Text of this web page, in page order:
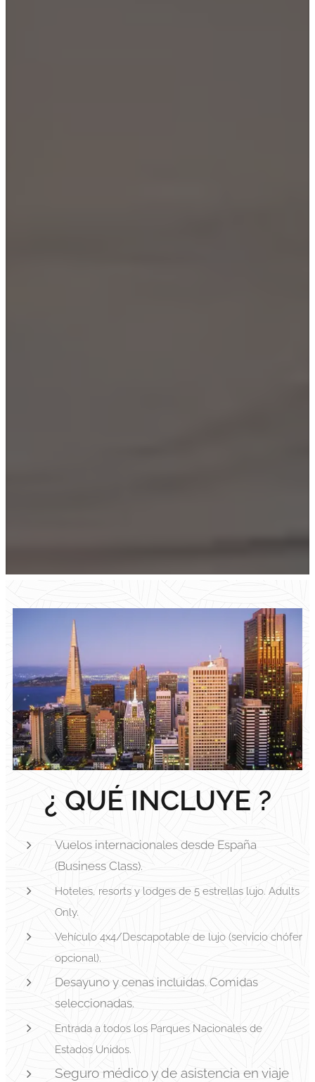
¿ QUÉ INCLUYE ?
Vuelos internacionales desde España
(Business Class).
Hoteles, resorts y lodges de 5 estrellas lujo. Adults
Only.
Vehículo 4x4/Descapotable de lujo (servicio chófer
opcional).
Desayuno y cenas incluidas. Comidas
seleccionadas.
Entrada a todos los Parques Nacionales de
Estados Unidos.
Seguro médico y de asistencia en viaje